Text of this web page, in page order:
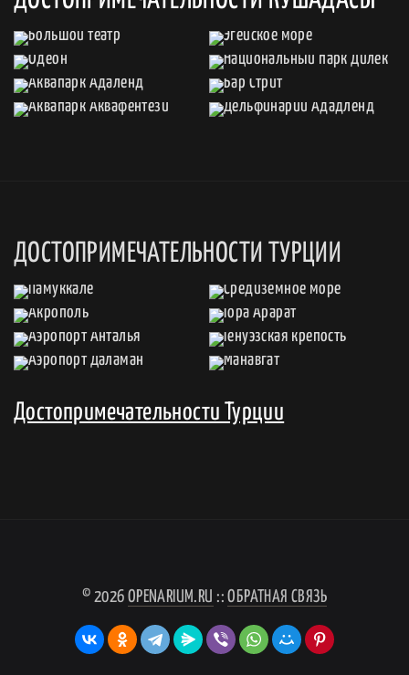
ДОСТОПРИМЕЧАТЕЛЬНОСТИ ТУРЦИИ
Достопримечательности Турции
© 2026 OPENARIUM.RU ::ОБРАТНАЯ СВЯЗЬ